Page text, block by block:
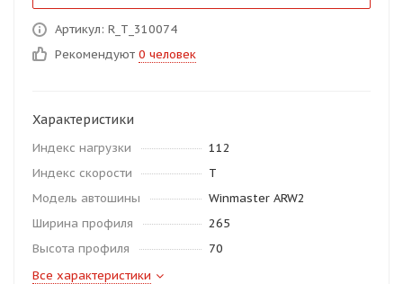
Артикул: R_T_310074
Рекомендуют 0 человек
Характеристики
Индекс нагрузки
112
Индекс скорости
T
Модель автошины
Winmaster ARW2
Ширина профиля
265
Высота профиля
70
Все характеристики
об оплате Плайтом
недели
plait.ru